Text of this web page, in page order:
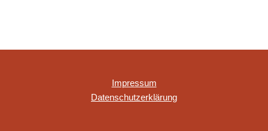
Impressum
Datenschutzerklärung